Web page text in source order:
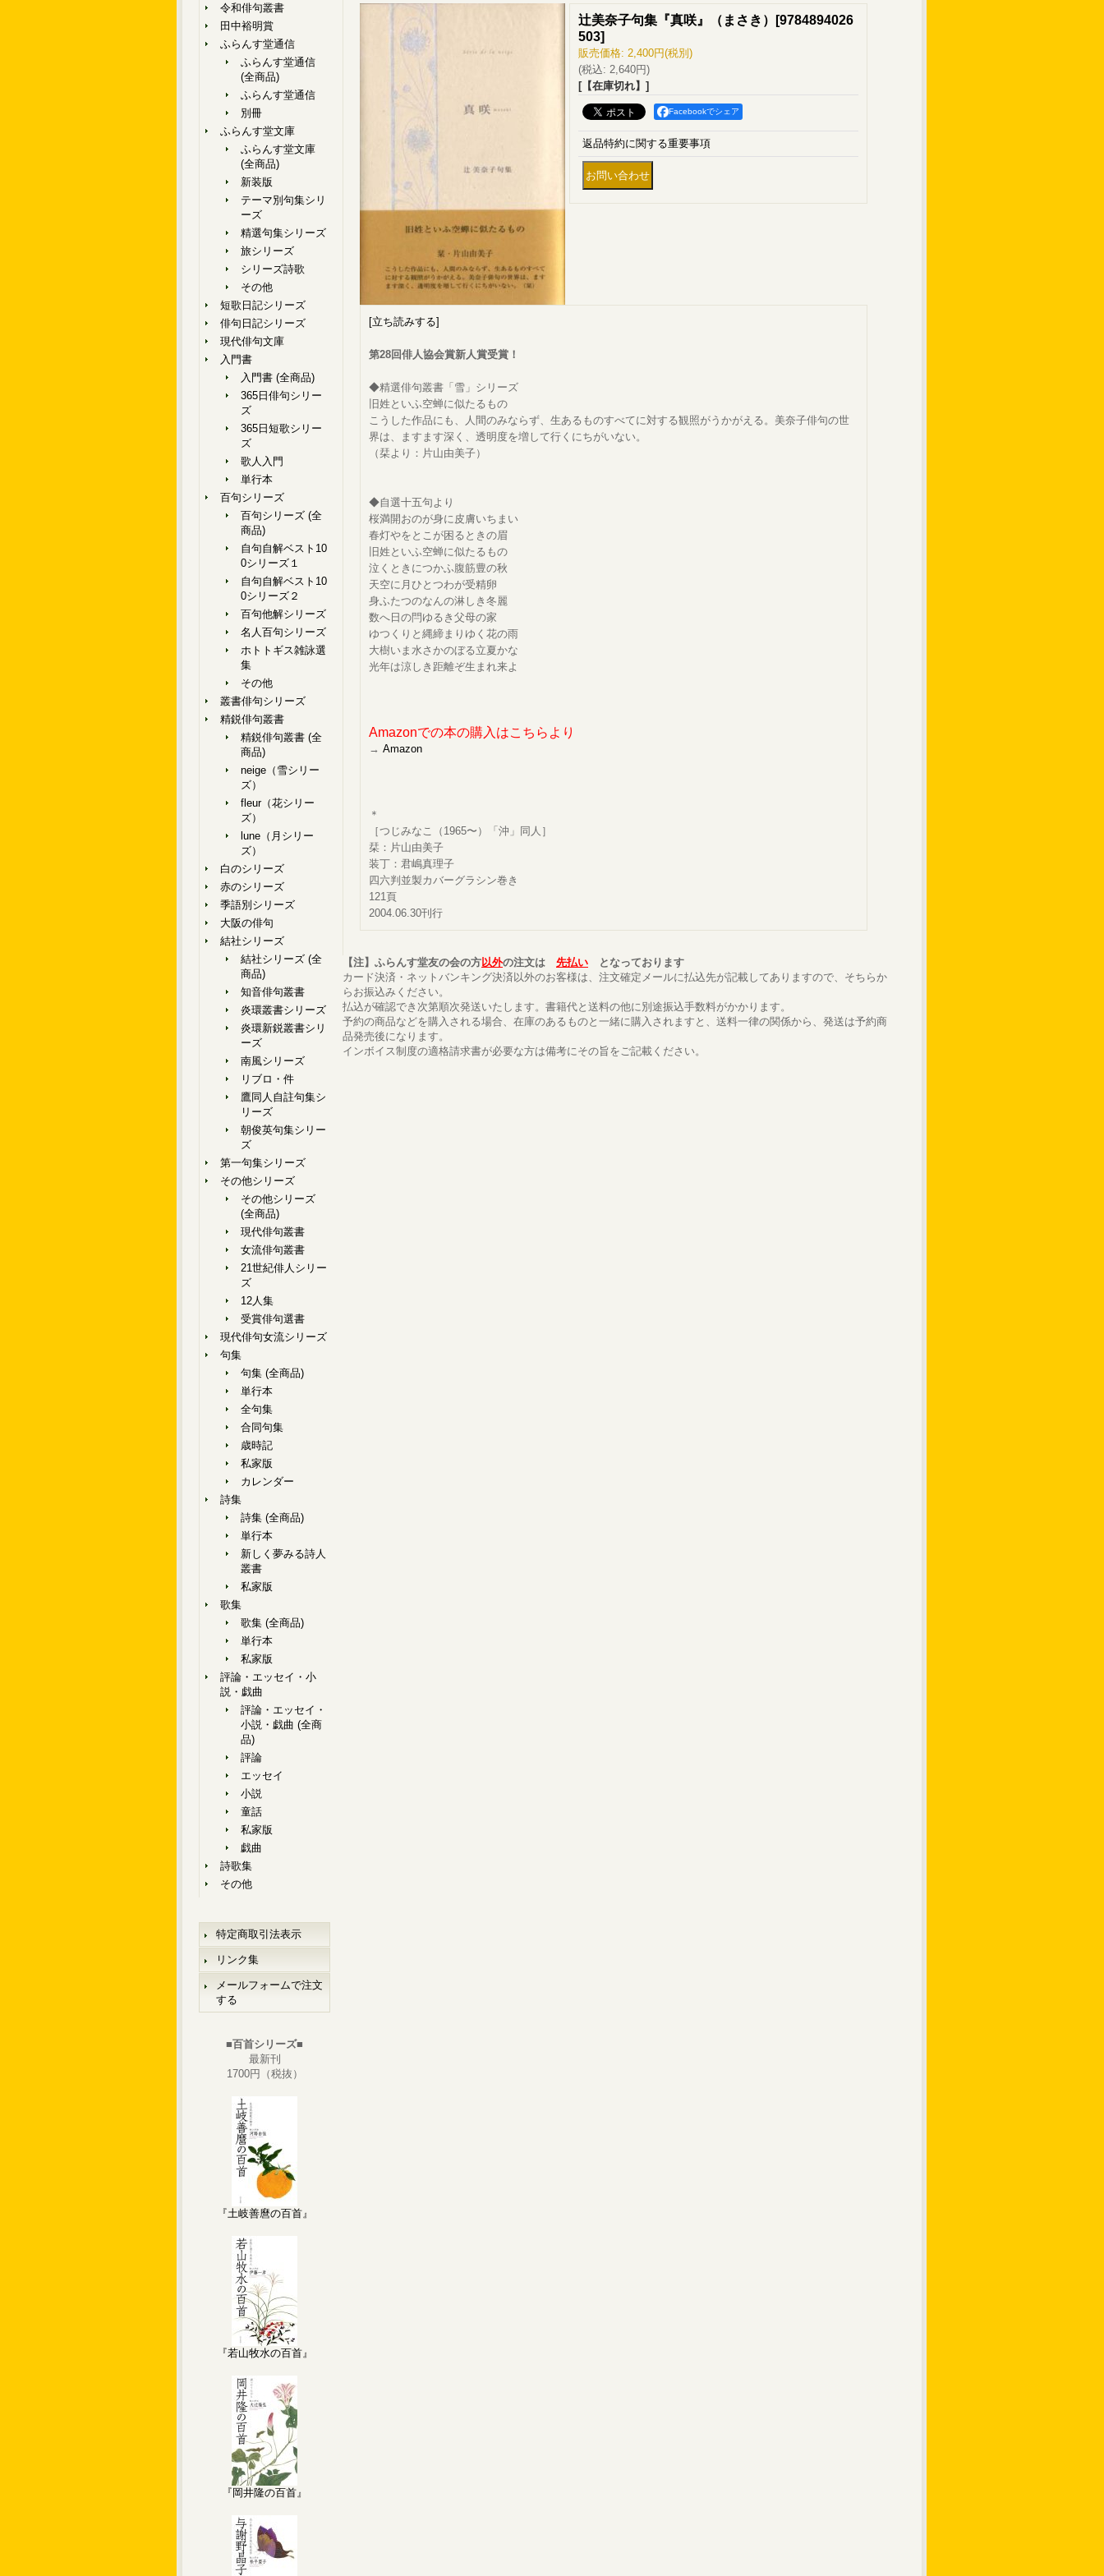
令和俳句叢書
田中裕明賞
ふらんす堂通信
ふらんす堂通信
(全商品)
ふらんす堂通信
別冊
ふらんす堂文庫
ふらんす堂文庫
(全商品)
新装版
テーマ別句集シリ
ーズ
精選句集シリーズ
旅シリーズ
シリーズ詩歌
その他
短歌日記シリーズ
俳句日記シリーズ
現代俳句文庫
入門書
入門書 (全商品)
365日俳句シリー
ズ
365日短歌シリー
ズ
歌人入門
単行本
百句シリーズ
百句シリーズ (全
商品)
自句自解ベスト10
0シリーズ１
自句自解ベスト10
0シリーズ２
百句他解シリーズ
名人百句シリーズ
ホトトギス雑詠選
集
その他
叢書俳句シリーズ
精鋭俳句叢書
精鋭俳句叢書 (全
商品)
neige（雪シリー
ズ）
fleur（花シリー
ズ）
lune（月シリー
ズ）
白のシリーズ
赤のシリーズ
季語別シリーズ
大阪の俳句
結社シリーズ
結社シリーズ (全
商品)
知音俳句叢書
炎環叢書シリーズ
炎環新鋭叢書シリ
ーズ
南風シリーズ
リブロ・件
鷹同人自註句集シ
リーズ
朝俊英句集シリー
ズ
第一句集シリーズ
その他シリーズ
その他シリーズ
(全商品)
現代俳句叢書
女流俳句叢書
21世紀俳人シリー
ズ
12人集
受賞俳句選書
現代俳句女流シリーズ
句集
句集 (全商品)
単行本
全句集
合同句集
歳時記
私家版
カレンダー
詩集
詩集 (全商品)
単行本
新しく夢みる詩人
叢書
私家版
歌集
歌集 (全商品)
単行本
私家版
評論・エッセイ・小
説・戯曲
評論・エッセイ・
小説・戯曲 (全商
品)
評論
エッセイ
小説
童話
私家版
戯曲
詩歌集
その他
特定商取引法表示
リンク集
メールフォームで注文
する
■百首シリーズ■
最新刊
1700円（税抜）
『土岐善麿の百首』
『若山牧水の百首』
『岡井隆の百首』
辻美奈子句集『真咲』（まさき） [9784894026
503]
販売価格: 2,400円(税別)
(税込: 2,640円)
[【在庫切れ】]
Facebookでシェア
返品特約に関する重要事項
[立ち読みする]
第28回俳人協会賞新人賞受賞！
◆精選俳句叢書「雪」シリーズ
旧姓といふ空蝉に似たるもの
こうした作品にも、人間のみならず、生あるものすべてに対する観照がうかがえる。美奈子俳句の世
界は、ますます深く、透明度を増して行くにちがいない。
（栞より：片山由美子）
◆自選十五句より
桜満開おのが身に皮膚いちまい
春灯やをとこが困るときの眉
旧姓といふ空蝉に似たるもの
泣くときにつかふ腹筋豊の秋
天空に月ひとつわが受精卵
身ふたつのなんの淋しき冬麗
数へ日の閂ゆるき父母の家
ゆつくりと縄締まりゆく花の雨
大樹いま水さかのぼる立夏かな
光年は涼しき距離ぞ生まれ来よ
Amazonでの本の購入はこちらより
→ Amazon
＊
［つじみなこ（1965〜）「沖」同人］
栞：片山由美子
装丁：君嶋真理子
四六判並製カバーグラシン巻き
121頁
2004.06.30刊行
【注】ふらんす堂友の会の方以外の注文は 先払い となっております
カード決済・ネットバンキング決済以外のお客様は、注文確定メールに払込先が記載してありますので、そちらか
らお振込みください。
払込が確認でき次第順次発送いたします。書籍代と送料の他に別途振込手数料がかかります。
予約の商品などを購入される場合、在庫のあるものと一緒に購入されますと、送料一律の関係から、発送は予約商
品発売後になります。
インボイス制度の適格請求書が必要な方は備考にその旨をご記載ください。